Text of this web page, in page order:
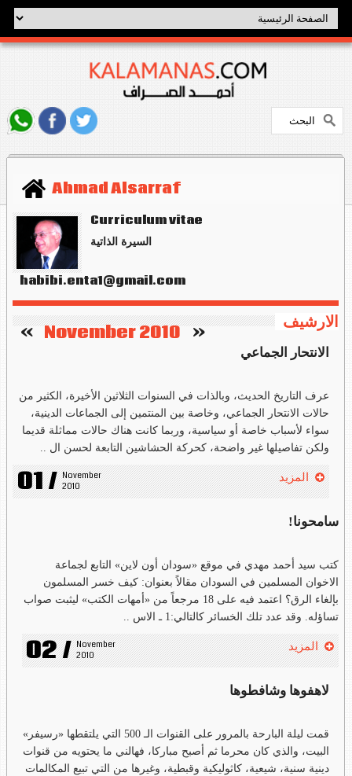
Ahmad Alsarraf
Curriculum vitae
السيرة الذاتية
habibi.enta1@gmail.com
الارشيف «
November 2010
»
الانتحار الجماعي
عرف التاريخ الحديث، وبالذات في السنوات الثلاثين الأخيرة، الكثير من
حالات الانتحار الجماعي، وخاصة بين المنتمين إلى الجماعات الدينية،
سواء لأسباب خاصة أو سياسية، وربما كانت هناك حالات مماثلة قديما
ولكن تفاصيلها غير واضحة، كحركة الحشاشين التابعة لحسن ال ..
01 / November
2010
المزيد
سامحونا!
كتب سيد أحمد مهدي في موقع «سودان أون لاين» التابع لجماعة
الاخوان المسلمين في السودان مقالاً بعنوان: كيف خسر المسلمون
بإلغاء الرق؟ اعتمد فيه على 18 مرجعاً من «أمهات الكتب» ليثبت صواب
تساؤله. وقد عدد تلك الخسائر كالتالي:1 ـ الاس ..
02 / November
2010
المزيد
لاهفوها وشافطوها
قمت ليلة البارحة بالمرور على القنوات الـ 500 التي يلتقطها «رسيفر»
البيت، والذي كان محرما ثم أصبح مباركا، فهالني ما يحتويه من قنوات
دينية سنية، شيعية، كاثوليكية وقبطية، وغيرها من التي تبيع المكالمات